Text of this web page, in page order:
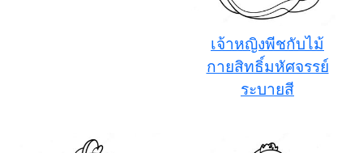
เจ้าหญิงพีชกับไม้
กายสิทธิ์มหัศจรรย์
ระบายสี